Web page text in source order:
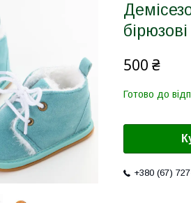
бірюзові
500 ₴
Готово до
+380 (67)